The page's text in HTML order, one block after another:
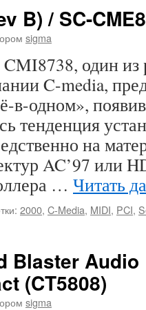
B) / SC-
sigma
один из
C-media,
в-одном»,
тенденция
на
AC’97 или
… Читать
2000, C-Media, MIDI, PCI,
Blaster Audio
(CT5808)
sigma